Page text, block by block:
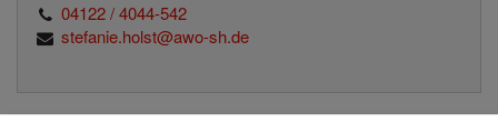
04122 / 4044-542
stefanie.holst@awo-sh.de